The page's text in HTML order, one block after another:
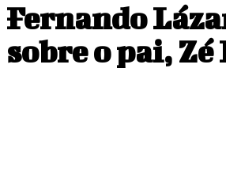
Fernando
sobre o pai,